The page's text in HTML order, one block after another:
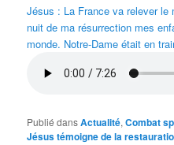
Jésus : La France va relever le
nuit de ma résurrection mes
monde. Notre-Dame était en
Publié dansActualité,Combat
Jésus témoigne de la